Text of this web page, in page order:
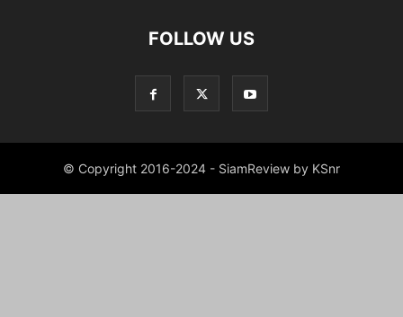
FOLLOW US
© Copyright 2016-2024 - SiamReview by KSnr